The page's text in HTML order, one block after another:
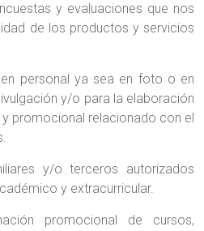
y evaluaciones que nos
de los productos y servicios
personal ya sea en foto o en
y/o para la elaboración
promocional relacionado con el
y/o terceros autorizados
y extracurricular.
promocional de cursos,